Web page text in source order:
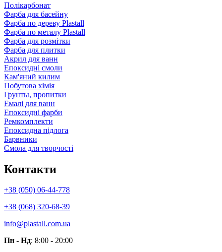
Полікарбонат
Фарба для басейну
Фарба по дереву Plastall
Фарба по металу Plastall
Фарба для розмітки
Фарба для плитки
Акрил для ванн
Епоксидні смоли
Кам'яний килим
Побутова хімія
Грунты, пропитки
Емалі для ванн
Епоксидні фарби
Ремкомплекти
Епоксидна підлога
Барвники
Смола для творчості
Контакти
+38 (050) 06-44-778
+38 (068) 320-68-39
info@plastall.com.ua
Пн - Нд: 8:00 - 20:00